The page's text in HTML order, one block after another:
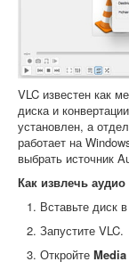
VLC известен как
диска и
установлен, а
работает на
выбрать источник
Как извлечь
Вставьте диск
Запустите VLC.
Откройте